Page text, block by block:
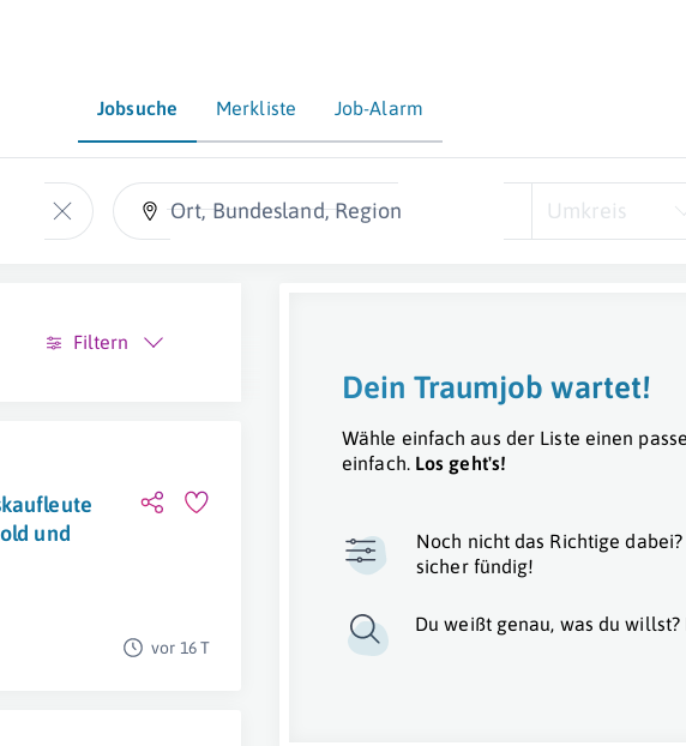
Jobsuche Merkliste Job-Alarm
Ort, Bundesland, Region Umkreis
Filtern
und
vor 16 T
Dein Traumjob wartet!
Wähle einfach aus der Liste einen
einfach. Los geht's!
Noch nicht das Richtige
sicher fündig!
Du weißt genau, was du